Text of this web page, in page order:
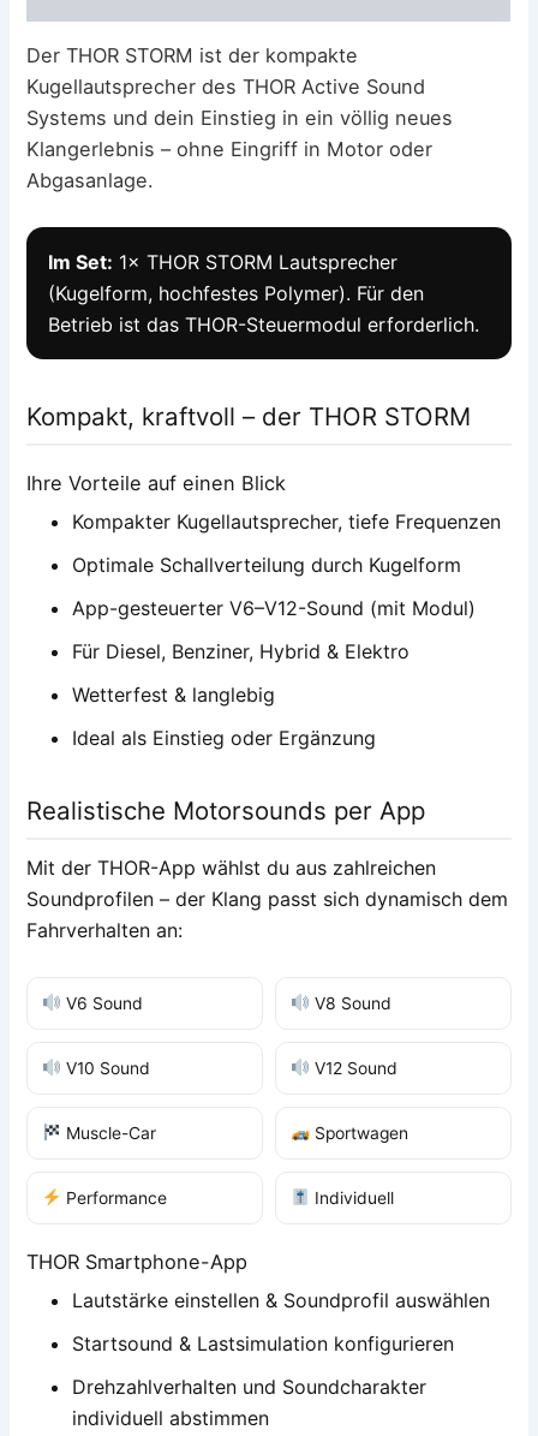
Der THOR STORM ist der kompakte
Kugellautsprecher des THOR Active Sound
Systems und dein Einstieg in ein völlig neues
Klangerlebnis – ohne Eingriff in Motor oder
Abgasanlage.
Im Set: 1× THOR STORM Lautsprecher
(Kugelform, hochfestes Polymer). Für den
Betrieb ist das THOR-Steuermodul erforderlich.
Kompakt, kraftvoll – der THOR STORM
Ihre Vorteile auf einen Blick
Kompakter Kugellautsprecher, tiefe Frequenzen
Optimale Schallverteilung durch Kugelform
App-gesteuerter V6–V12-Sound (mit Modul)
Für Diesel, Benziner, Hybrid & Elektro
Wetterfest & langlebig
Ideal als Einstieg oder Ergänzung
Realistische Motorsounds per App
Mit der THOR-App wählst du aus zahlreichen
Soundprofilen – der Klang passt sich dynamisch dem
Fahrverhalten an:
V6 Sound V8 Sound
V10 Sound V12 Sound
Muscle-Car Sportwagen
Performance Individuell
THOR Smartphone-App
Lautstärke einstellen & Soundprofil auswählen
Startsound & Lastsimulation konfigurieren
Drehzahlverhalten und Soundcharakter
individuell abstimmen